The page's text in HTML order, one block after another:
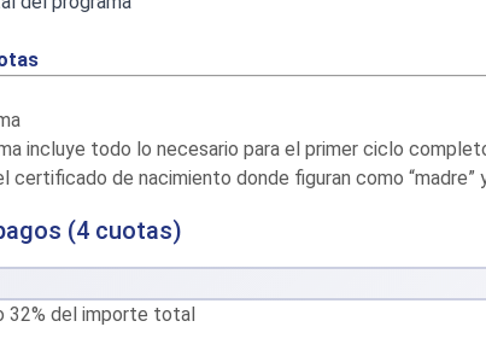
incluye todo lo necesario para el primer ciclo
certificado de nacimiento donde figuran como “madre” y
(4 cuotas)
32% del importe total